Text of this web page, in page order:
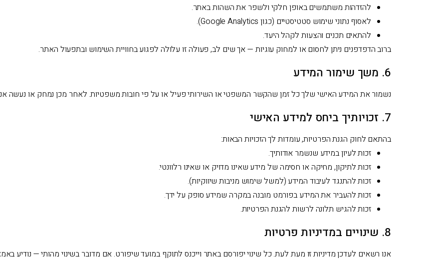
להזדהות משתמשים באופן חלקי ולשפר את השהות באתר.
לאסוף נתוני שימוש סטטיסטיים (כגון Google Analytics).
להתאים תכנים והצעות לקהל היעד.
ברוב הדפדפנים ניתן לחסום או למחוק עוגיות — אך שים לב, פעולה זו עלולה לפגוע בחוויית השימוש ובתפעול האתר.
6. משך שימור המידע
נשמור את המידע האישי שלך כל זמן שהקשר המשפטי או השירותי פעיל או על פי חובות משפטיות. לאחר מכן נמחק או נעשה
7. זכויותיך ביחס למידע האישי
בהתאם לחוק הגנת הפרטיות, עומדות לך הזכויות הבאות:
זכות לעיון במידע שנשמר אודותיך.
זכות לתיקון, מחיקה או חסימה של מידע שאינו מדויק או שאינו רלוונטי.
זכות להתנגד לעיבוד המידע (למשל שימוש מניבות שיווקיות).
זכות להעביר את המידע בפורמט מובנה במקרה שמידע סופק על ידך.
זכות להגיש תלונה לרשות להגנת הפרטיות.
8. שינויים במדיניות פרטיות
אנו רשאים לעדכן מדיניות זו מעת לעת. כל שינוי יפורסם באתר וייכנס לתוקף במועד שיפורט. אם מדובר בשינוי מהותי —